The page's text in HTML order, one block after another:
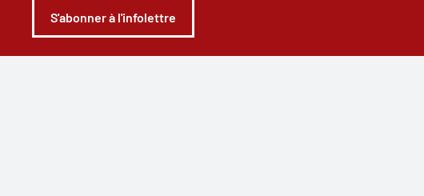
S'abonner à l'infolettre